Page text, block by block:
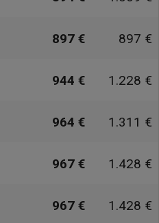
897 € 897 €
944 € 1.228 €
964 € 1.311 €
967 € 1.428 €
967 € 1.428 €